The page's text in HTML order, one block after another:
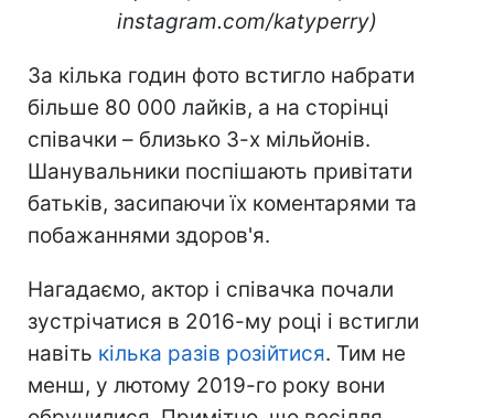
instagram.com/katyperry)
За кілька годин фото встигло набрати
більше 80 000 лайків, а на сторінці
співачки – близько 3-х мільйонів.
Шанувальники поспішають привітати
батьків, засипаючи їх коментарями та
побажаннями здоров'я.
Нагадаємо, актор і співачка почали
зустрічатися в 2016-му році і встигли
навіть кілька разів розійтися. Тим не
менш, у лютому 2019-го року вони